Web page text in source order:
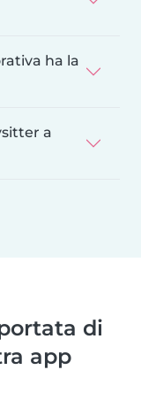
ha la
a
di
app